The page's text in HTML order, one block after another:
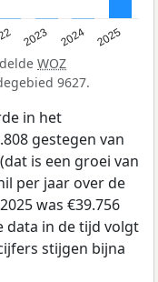
2023 2024 2025
WOZ
9627.
in het
gestegen van
is een groei van
per jaar over de
was €39.756
data in de tijd volgt
stijgen bijna